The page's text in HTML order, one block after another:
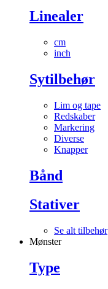
Linealer
cm
inch
Sytilbehør
Lim og tape
Redskaber
Markering
Diverse
Knapper
Bånd
Stativer
Se alt tilbehør
Mønster
Type